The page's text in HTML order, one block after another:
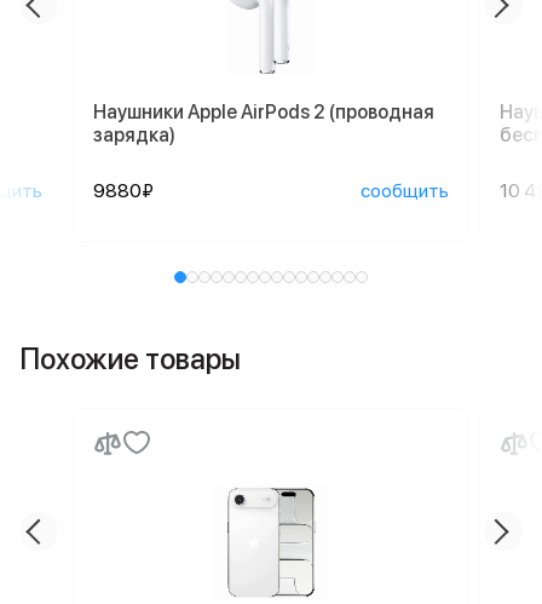
Наушники Apple AirPods 2 (проводная
зарядка)
9880₽ сообщить 10
Похожие товары